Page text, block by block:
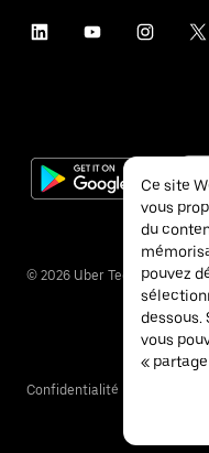
© 2026 Uber Technologies
Confidentialité
Ce site
vous
du
pouvez
dessous.
vous
«